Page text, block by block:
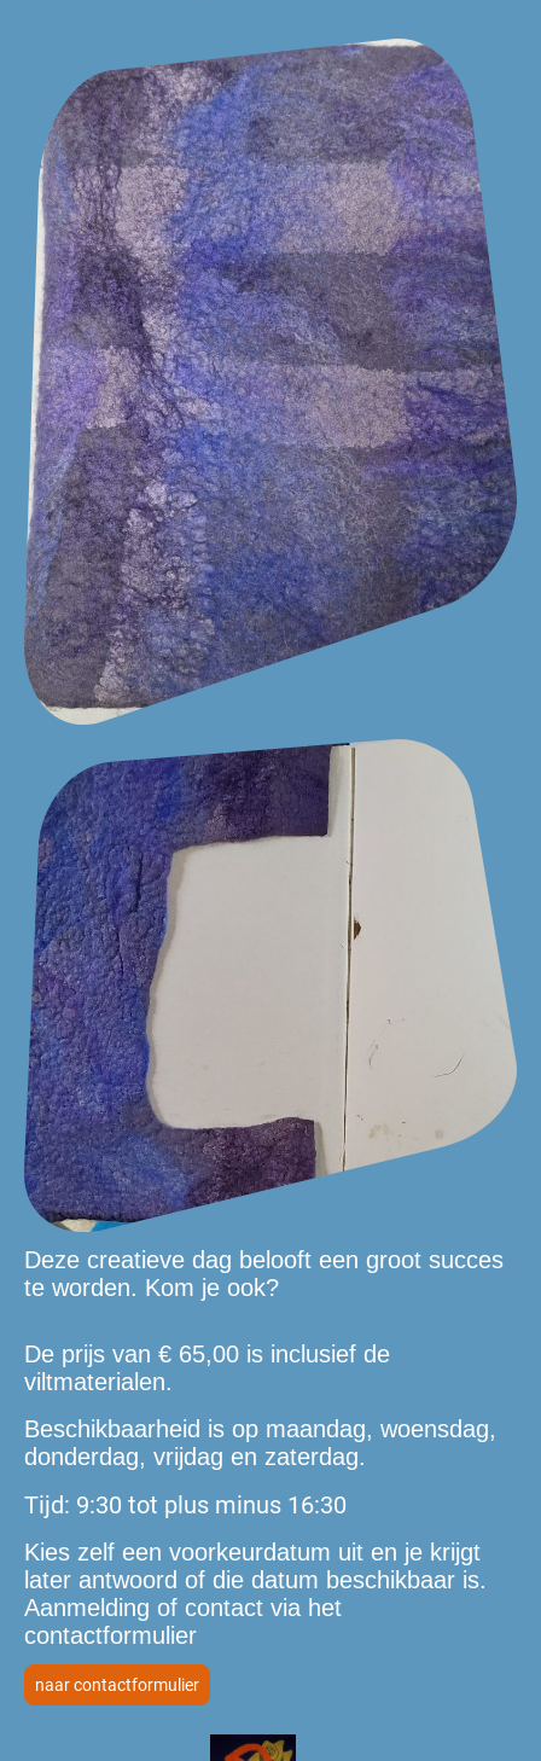
Deze creatieve dag belooft een groot succes
te worden. Kom je ook?
De prijs van € 65,00 is inclusief de
viltmaterialen.
Beschikbaarheid is op maandag, woensdag,
donderdag, vrijdag en zaterdag.
Tijd: 9:30 tot plus minus 16:30
Kies zelf een voorkeurdatum uit en je krijgt
later antwoord of die datum beschikbaar is.
Aanmelding of contact via het
contactformulier
naar contactformulier